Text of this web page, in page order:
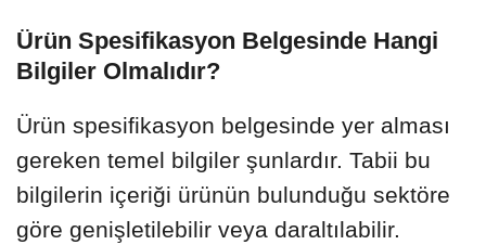
Ürün Spesifikasyon Belgesinde Hangi
Bilgiler Olmalıdır?
Ürün spesifikasyon belgesinde yer alması
gereken temel bilgiler şunlardır. Tabii bu
bilgilerin içeriği ürünün bulunduğu sektöre
göre genişletilebilir veya daraltılabilir.